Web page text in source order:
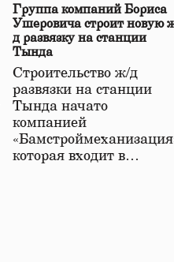
Группа компаний Бориса
Ушеровича строит новую
д развязку на станции
Тында
Строительство ж/д
развязки на станции
Тында начато
компанией
которая входит в…